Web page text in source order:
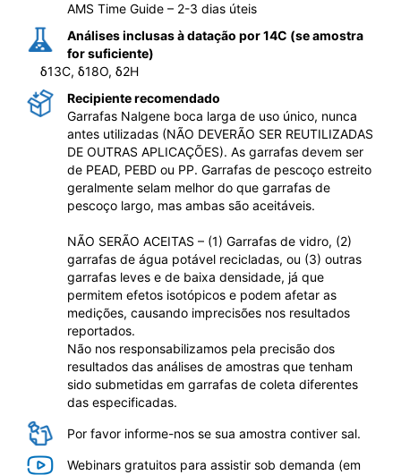
AMS Time Guide – 2-3 dias úteis
Análises inclusas à datação por 14C (se amostra
for suficiente)
δ13C, δ18O, δ2H
Recipiente recomendado
Garrafas Nalgene boca larga de uso único, nunca
antes utilizadas (NÃO DEVERÃO SER REUTILIZADAS
DE OUTRAS APLICAÇÕES). As garrafas devem ser
de PEAD, PEBD ou PP. Garrafas de pescoço estreito
geralmente selam melhor do que garrafas de
pescoço largo, mas ambas são aceitáveis.
NÃO SERÃO ACEITAS – (1) Garrafas de vidro, (2)
garrafas de água potável recicladas, ou (3) outras
garrafas leves e de baixa densidade, já que
permitem efetos isotópicos e podem afetar as
medições, causando imprecisões nos resultados
reportados.
Não nos responsabilizamos pela precisão dos
resultados das análises de amostras que tenham
sido submetidas em garrafas de coleta diferentes
das especificadas.
Por favor informe-nos se sua amostra contiver sal.
Webinars gratuitos para assistir sob demanda (em